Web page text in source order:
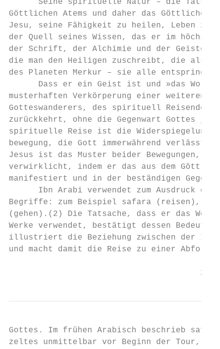
Seine spirituelle Natur – die
Göttlichen Atems und daher das Göttliche
Jesu, seine Fähigkeit zu heilen, Leben zu
der Quell seines Wissen, das er im
der Schrift, der Alchimie und der Geister.
die man den Heiligen zuschreibt, die als
des Planeten Merkur – sie alle entspringen
Dass er ein Geist ist und »das Wort
musterhaften Verkörperung einer weiteren
Gotteswanderers, des spirituell Reisenden,
zurückkehrt, ohne die Gegenwart Gottes
spirituelle Reise ist die Widerspiegelung
bewegung, die Gott immerwährend verlässt
Jesus ist das Muster beider Bewegungen,
verwirklicht, indem er das aus dem
manifestiert und in der beständigen
Ibn Arabi verwendet zum Ausdruck der
Begriffe: zum Beispiel safara (reisen),
(gehen).(2) Die Tatsache, dass er das
Werke verwendet, bestätigt dessen
illustriert die Beziehung zwischen der
und macht damit die Reise zu einer Abfolge
                                       2
Gottes. Im frühen Arabisch beschrieb safara
zeltes unmittelbar vor Beginn der Tour,